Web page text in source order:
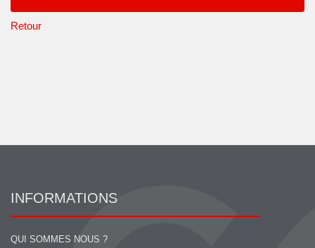
Retour
INFORMATIONS
QUI SOMMES NOUS ?